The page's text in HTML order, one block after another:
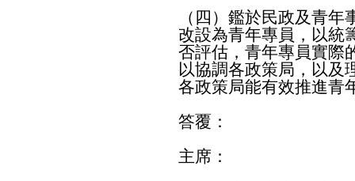
（四）鑑於民政及青
改設為青年專員，以統
否評估，青年專員實際
以協調各政策局，以及
各政策局能有效推進青
答覆：
主席：